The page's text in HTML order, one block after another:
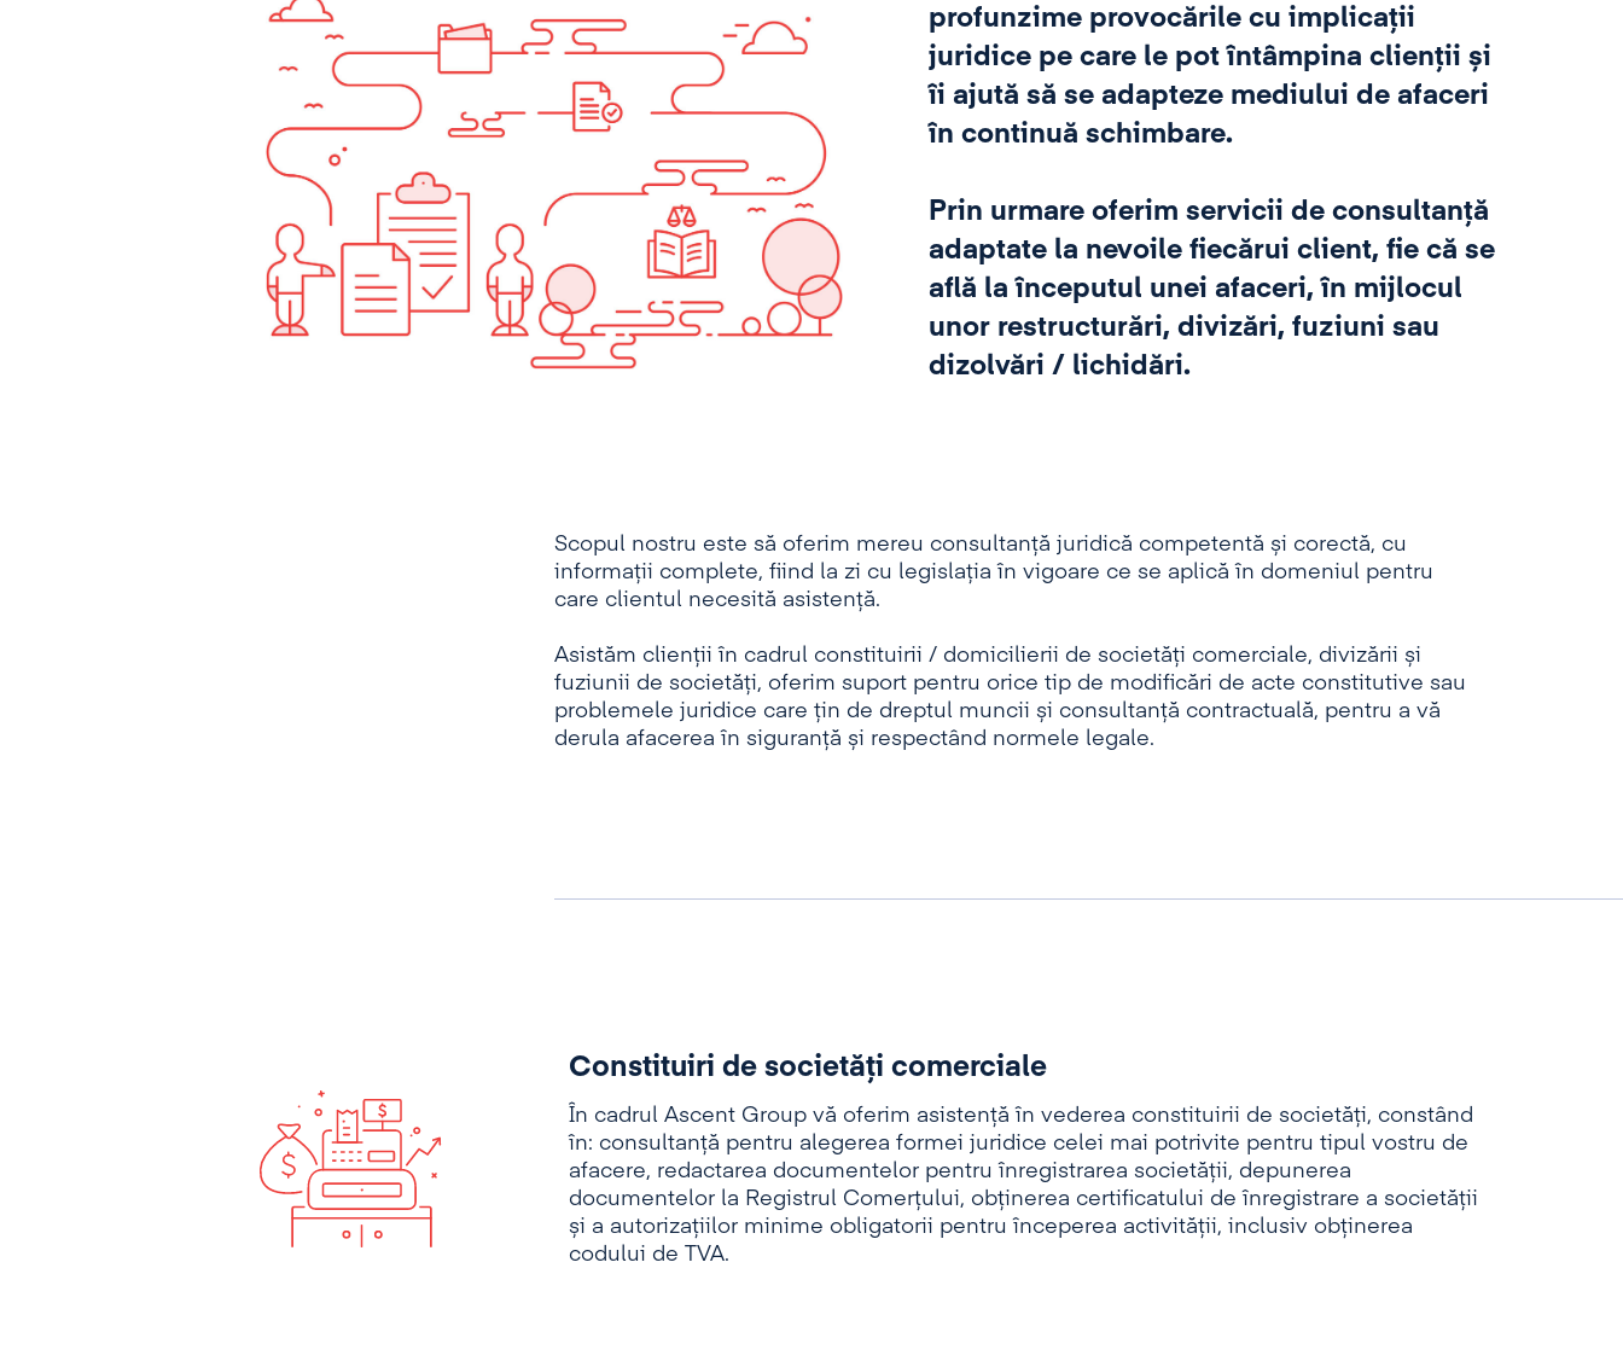
profunzime provocările cu implicații
juridice pe care le pot întâmpina clienții și
îi ajută să se adapteze mediului de afaceri
în continuă schimbare.
Prin urmare oferim servicii de consultanță
adaptate la nevoile fiecărui client, fie că se
află la începutul unei afaceri, în mijlocul
unor restructurări, divizări, fuziuni sau
dizolvări / lichidări.
Scopul nostru este să oferim mereu consultanță juridică competentă și corectă, cu
informații complete, fiind la zi cu legislația în vigoare ce se aplică în domeniul pentru
care clientul necesită asistență.
Asistăm clienții în cadrul constituirii / domicilierii de societăți comerciale, divizării și
fuziunii de societăți, oferim suport pentru orice tip de modificări de acte constitutive sau
problemele juridice care țin de dreptul muncii și consultanță contractuală, pentru a vă
derula afacerea în siguranță și respectând normele legale.
Constituiri de societăţi comerciale
În cadrul Ascent Group vă oferim asistență în vederea constituirii de societăți, constând
în: consultanță pentru alegerea formei juridice celei mai potrivite pentru tipul vostru de
afacere, redactarea documentelor pentru înregistrarea societății, depunerea
documentelor la Registrul Comerțului, obținerea certificatului de înregistrare a societății
și a autorizațiilor minime obligatorii pentru începerea activității, inclusiv obținerea
codului de TVA.